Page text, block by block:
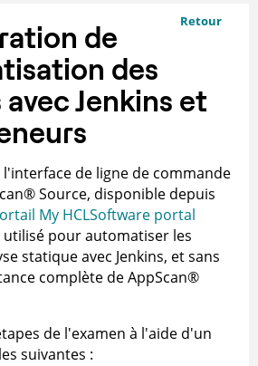
Retour
de
des
avec Jenkins et
de ligne de commande
®Source, disponible depuis
My HCLSoftware portal
utilisé pour automatiser les
statique avec Jenkins, et sans
complète deAppScan®
de l'examen à l'aide d'un
suivantes :